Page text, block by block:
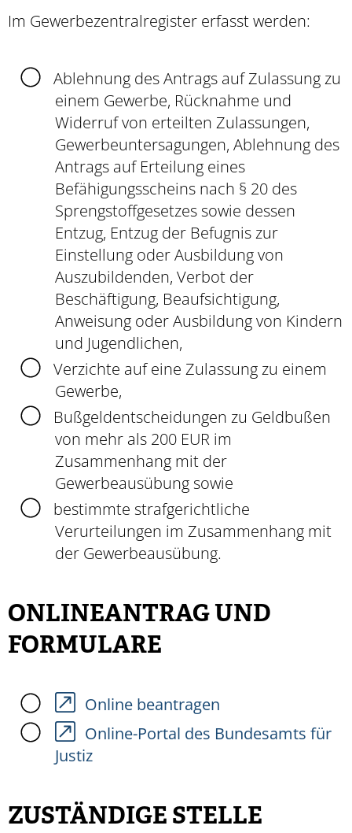
Im Gewerbezentralregister erfasst werden:
Ablehnung des Antrags auf Zulassung zu
einem Gewerbe, Rücknahme und
Widerruf von erteilten Zulassungen,
Gewerbeuntersagungen, Ablehnung des
Antrags auf Erteilung eines
Befähigungsscheins nach § 20 des
Sprengstoffgesetzes sowie dessen
Entzug, Entzug der Befugnis zur
Einstellung oder Ausbildung von
Auszubildenden, Verbot der
Beschäftigung, Beaufsichtigung,
Anweisung oder Ausbildung von Kindern
und Jugendlichen,
Verzichte auf eine Zulassung zu einem
Gewerbe,
Bußgeldentscheidungen zu Geldbußen
von mehr als 200 EUR im
Zusammenhang mit der
Gewerbeausübung sowie
bestimmte strafgerichtliche
Verurteilungen im Zusammenhang mit
der Gewerbeausübung.
ONLINEANTRAG UND
FORMULARE
Online beantragen
Online-Portal des Bundesamts für
Justiz
ZUSTÄNDIGE STELLE